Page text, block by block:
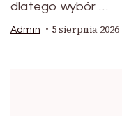
dlatego wybór …
Admin 5 sierpnia 2026